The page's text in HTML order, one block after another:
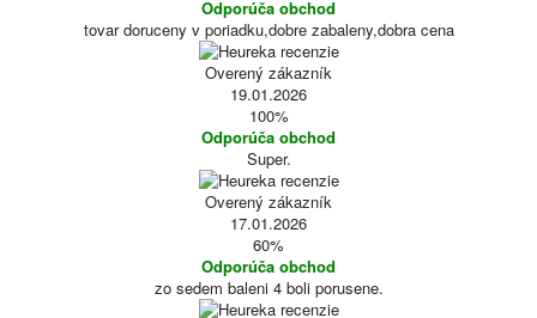
Odporúča obchod
tovar doruceny v poriadku,dobre zabaleny,dobra cena
Overený zákazník
19.01.2026
100%
Odporúča obchod
Super.
Overený zákazník
17.01.2026
60%
Odporúča obchod
zo sedem baleni 4 boli porusene.